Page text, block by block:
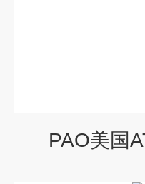
PAO美国